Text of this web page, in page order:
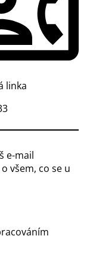
linka
e-mail
všem, co se u